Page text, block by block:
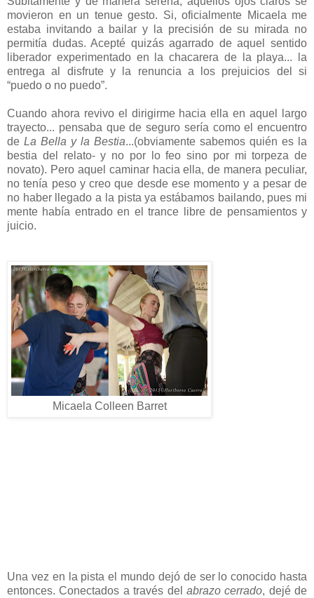
movieron en un tenue gesto. Si, oficialmente Micaela me
estaba invitando a bailar y la precisión de su mirada no
permitía dudas. Acepté quizás agarrado de aquel sentido
liberador experimentado en la chacarera de la playa... la
entrega al disfrute y la renuncia a los prejuicios del si
“puedo o no puedo”.
Cuando ahora revivo el dirigirme hacia ella en aquel largo
trayecto... pensaba que de seguro sería como el encuentro
de La Bella y la Bestia...(obviamente sabemos quién es la
bestia del relato- y no por lo feo sino por mi torpeza de
novato). Pero aquel caminar hacia ella, de manera peculiar,
no tenía peso y creo que desde ese momento y a pesar de
no haber llegado a la pista ya estábamos bailando, pues mi
mente había entrado en el trance libre de pensamientos y
juicio.
Micaela Colleen Barret
Una vez en la pista el mundo dejó de ser lo conocido hasta
entonces. Conectados a través del abrazo cerrado, dejé de